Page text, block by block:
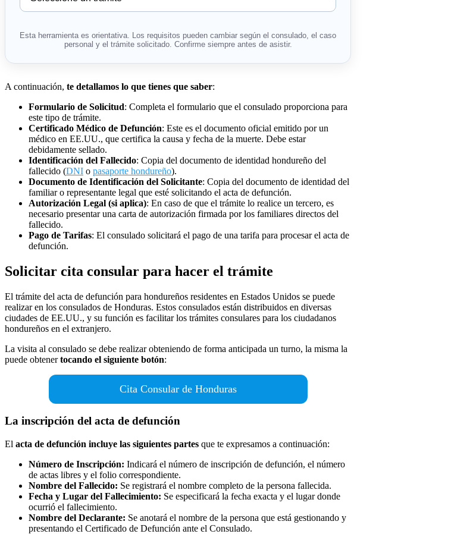
Esta herramienta es orientativa. Los requisitos pueden cambiar según el consulado, el caso
personal y el trámite solicitado. Confirme siempre antes de asistir.
A continuación, te detallamos lo que tienes que saber:
Formulario de Solicitud: Completa el formulario que el consulado proporciona para
este tipo de trámite.
Certificado Médico de Defunción: Este es el documento oficial emitido por un
médico en EE.UU., que certifica la causa y fecha de la muerte. Debe estar
debidamente sellado.
Identificación del Fallecido: Copia del documento de identidad hondureño del
fallecido (DNI o pasaporte hondureño).
Documento de Identificación del Solicitante: Copia del documento de identidad del
familiar o representante legal que esté solicitando el acta de defunción.
Autorización Legal (si aplica): En caso de que el trámite lo realice un tercero, es
necesario presentar una carta de autorización firmada por los familiares directos del
fallecido.
Pago de Tarifas: El consulado solicitará el pago de una tarifa para procesar el acta de
defunción.
Solicitar cita consular para hacer el trámite
El trámite del acta de defunción para hondureños residentes en Estados Unidos se puede
realizar en los consulados de Honduras. Estos consulados están distribuidos en diversas
ciudades de EE.UU., y su función es facilitar los trámites consulares para los ciudadanos
hondureños en el extranjero.
La visita al consulado se debe realizar obteniendo de forma anticipada un turno, la misma la
puede obtenertocando el siguiente botón:
Cita Consular de Honduras
La inscripción del acta de defunción
El acta de defunción incluye las siguientes partes que te expresamos a continuación:
Número de Inscripción: Indicará el número de inscripción de defunción, el número
de actas libres y el folio correspondiente.
Nombre del Fallecido: Se registrará el nombre completo de la persona fallecida.
Fecha y Lugar del Fallecimiento: Se especificará la fecha exacta y el lugar donde
ocurrió el fallecimiento.
Nombre del Declarante: Se anotará el nombre de la persona que está gestionando y
presentando el Certificado de Defunción ante el Consulado.